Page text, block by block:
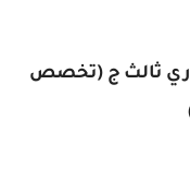
ثالث ج (تخصص